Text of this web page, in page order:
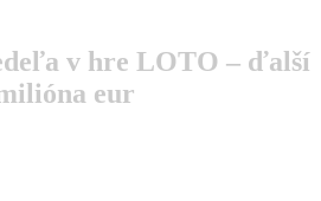
v hre LOTO – ďalší
eur